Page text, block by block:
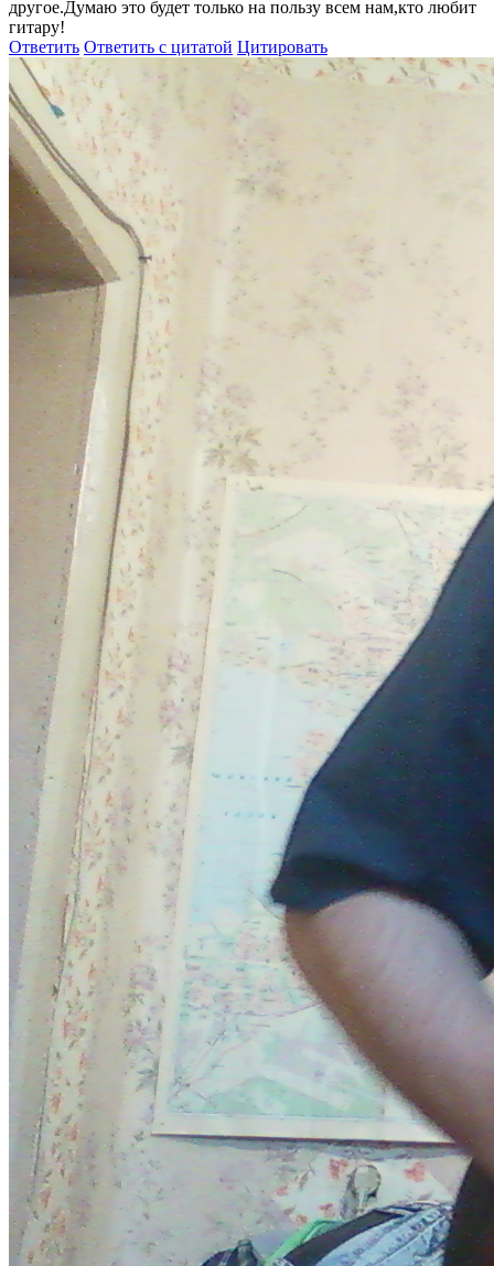
другое.Думаю это будет только на пользу всем нам,кто любит
гитару!
Ответить Ответить с цитатой Цитировать